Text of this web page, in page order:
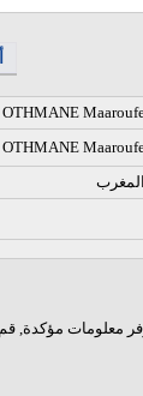
OTHMANE
OTHMANE
المغرب
معلومات مؤكدة, قم